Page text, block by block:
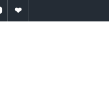
youtubeWhatsApp